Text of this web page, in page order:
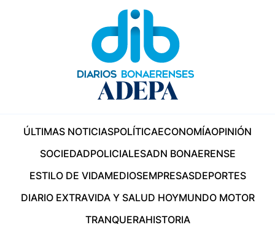
ÚLTIMAS NOTICIASPOLÍTICAECONOMÍAOPINIÓN
SOCIEDADPOLICIALESADN BONAERENSE
ESTILO DE VIDAMEDIOSEMPRESASDEPORTES
DIARIO EXTRAVIDA Y SALUD HOYMUNDO MOTOR
TRANQUERAHISTORIA